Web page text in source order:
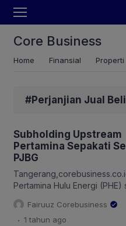
Core Business
Home Finansial Properti
#Perjanjian Jual Beli
Subholding Upstream
Pertamina Sepakati
PJBG
Pertamina Hulu Energi (PHE)
Subholding Upstream
berkomitmen mendorong
bangsa melalui swasembada
Fairuuz Corebusiness
. 1 tahun ago